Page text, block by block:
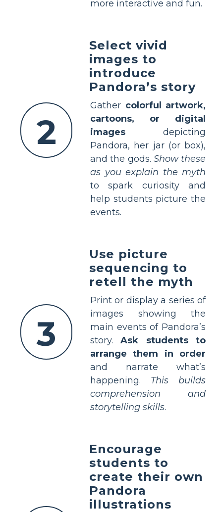
more interactive and fun.
2
Select vivid
images to
introduce
Pandora’s story
Gather colorful artwork,
cartoons, or digital
images depicting
Pandora, her jar (or box),
and the gods. Show these
as you explain the myth
to spark curiosity and
help students picture the
events.
3
Use picture
sequencing to
retell the myth
Print or display a series of
images showing the
main events of Pandora’s
story.Ask students to
arrange them in order
and narrate what’s
happening. This builds
comprehension and
storytelling skills.
Encourage
students to
create their own
Pandora
illustrations